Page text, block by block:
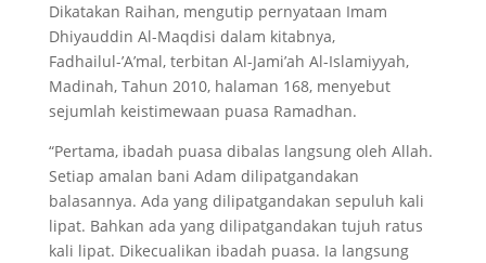
Dikatakan Raihan, mengutip pernyataan Imam
Dhiyauddin Al-Maqdisi dalam kitabnya,
Fadhailul-’A’mal, terbitan Al-Jami’ah Al-Islamiyyah,
Madinah, Tahun 2010, halaman 168, menyebut
sejumlah keistimewaan puasa Ramadhan.
“Pertama, ibadah puasa dibalas langsung oleh Allah.
Setiap amalan bani Adam dilipatgandakan
balasannya. Ada yang dilipatgandakan sepuluh kali
lipat. Bahkan ada yang dilipatgandakan tujuh ratus
kali lipat. Dikecualikan ibadah puasa. Ia langsung